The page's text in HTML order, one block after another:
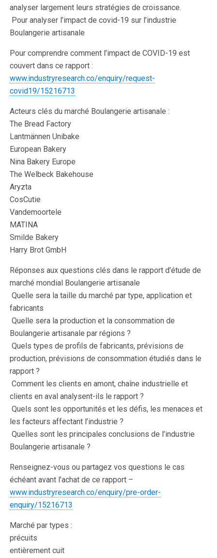
analyser largement leurs stratégies de croissance.
 Pour analyser l’impact de covid-19 sur l’industrie
Boulangerie artisanale
Pour comprendre comment l’impact de COVID-19 est
couvert dans ce rapport :
www.industryresearch.co/enquiry/request-
covid19/15216713
Acteurs clés du marché Boulangerie artisanale :
The Bread Factory
Lantmännen Unibake
European Bakery
Nina Bakery Europe
The Welbeck Bakehouse
Aryzta
CosCutie
Vandemoortele
MATINA
Smilde Bakery
Harry Brot GmbH
Réponses aux questions clés dans le rapport d’étude de
marché mondial Boulangerie artisanale
 Quelle sera la taille du marché par type, application et
fabricants
 Quelle sera la production et la consommation de
Boulangerie artisanale par régions ?
 Quels types de profils de fabricants, prévisions de
production, prévisions de consommation étudiés dans le
rapport ?
 Comment les clients en amont, chaîne industrielle et
clients en aval analysent-ils le rapport ?
 Quels sont les opportunités et les défis, les menaces et
les facteurs affectant l’industrie ?
 Quelles sont les principales conclusions de l’industrie
Boulangerie artisanale ?
Renseignez-vous ou partagez vos questions le cas
échéant avant l’achat de ce rapport –
www.industryresearch.co/enquiry/pre-order-
enquiry/15216713
Marché par types :
précuits
entièrement cuit